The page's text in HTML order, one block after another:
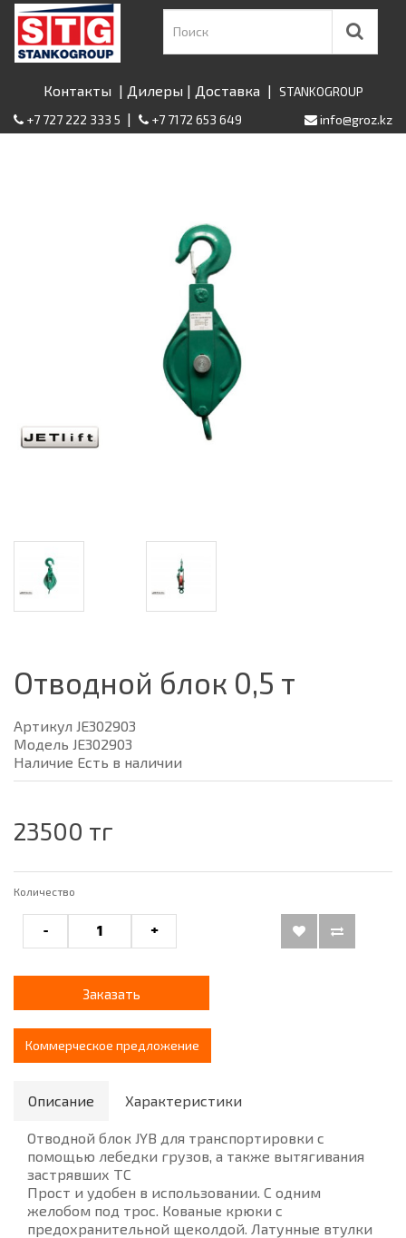
Контакты | Дилеры | Доставка | STANKOGROUP
+7 727 222 333 5 | +7 7172 653 649 info@groz.kz
Отводной блок 0,5 т
Артикул JE302903
Модель JE302903
Наличие Есть в наличии
23500 тг
Количество
- +
Заказать
Коммерческое предложение
Описание Характеристики
Отводной блок JYB для транспортировки с
помощью лебедки грузов, а также вытягивания
застрявших ТС
Прост и удобен в использовании. С одним
желобом под трос. Кованые крюки с
предохранительной щеколдой. Латунные втулки